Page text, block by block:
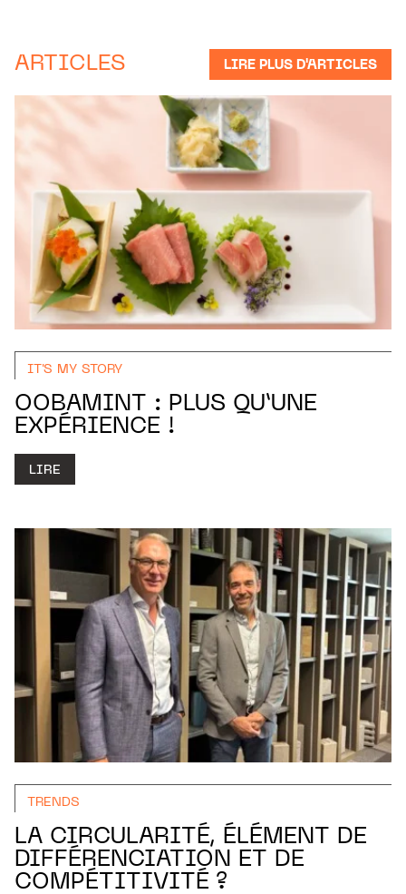
ARTICLES LIRE PLUS D'ARTICLES
IT'S MY STORY
OOBAMINT : PLUS QU’UNE
EXPÉRIENCE !
LIRE
TRENDS
LA CIRCULARITÉ, ÉLÉMENT DE
DIFFÉRENCIATION ET DE
COMPÉTITIVITÉ ?